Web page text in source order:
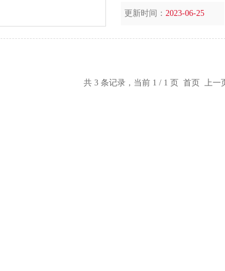
更新时间：2023-06-25
共 3 条记录，当前 1 / 1 页 首页 上